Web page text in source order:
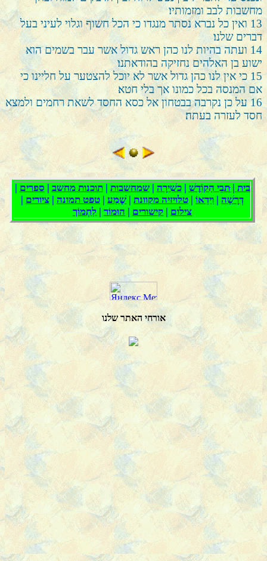
מחשבות לבב ומזמותיו׃
13 ואין כל נברא נסתר מנגדו כי הכל חשוף וגלוי לעיני בעל
דברים שלנו׃
14 ועתה בהיות לנו כהן ראש גדול אשר עבר בשמים הוא
ישוע בן האלהים נחזיקה בהודאתנו׃
15 כי אין לנו כהן גדול אשר לא יוכל להצטער על חליינו כי
אם המנסה בכל כמונו אך בלי חטא׃
16 על כן נקרבה בבטחון אל כסא החסד לשאת רחמים ולמצא
חסד לעזרה בעתה׃